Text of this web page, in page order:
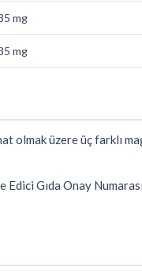
mg
mg
olmak üzere üç farklı
Gıda Onay